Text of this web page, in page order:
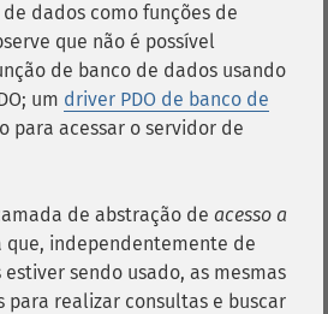
dados como funções de
que não é possível
de banco de dados usando
um driver PDO de banco de
para acessar o servidor de
de abstração de acesso a
que, independentemente de
sendo usado, as mesmas
para realizar consultas e buscar